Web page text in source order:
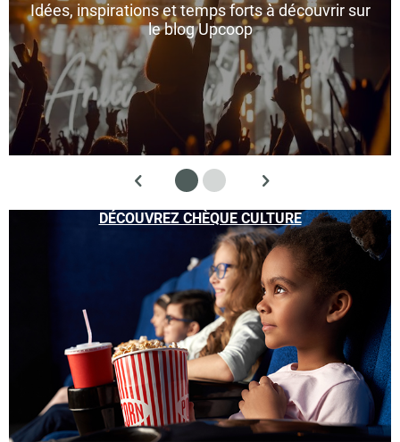
Idées, inspirations et temps forts à découvrir sur
le blog Upcoop
DÉCOUVREZ CHÈQUE CULTURE